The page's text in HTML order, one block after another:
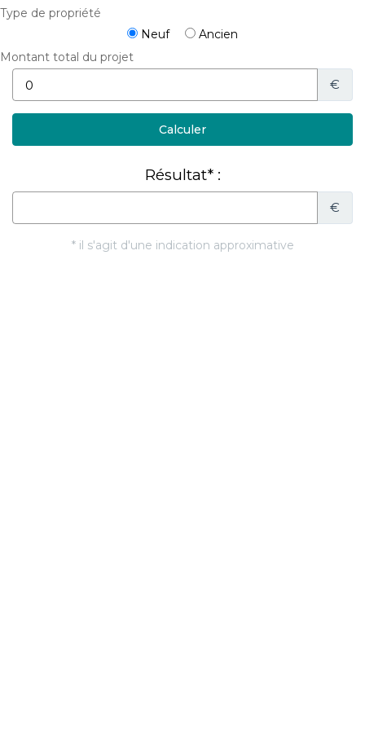
Type de propriété
Neuf
Ancien
Montant total du projet
€
Résultat* :
€
* il s'agit d'une indication approximative